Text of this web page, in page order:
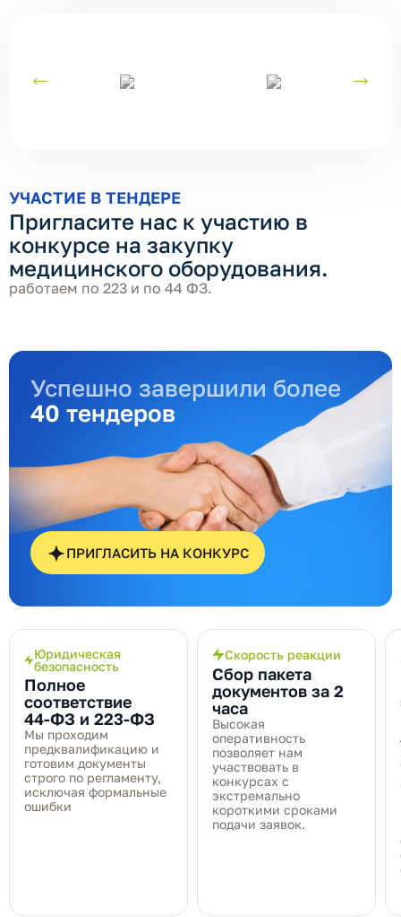
УЧАСТИЕ В ТЕНДЕРЕ
Пригласите нас к участию в
конкурсе на закупку
медицинского оборудования.
работаем по 223 и по 44 ФЗ.
Успешно завершили более
40 тендеров
ПРИГЛАСИТЬ НА КОНКУРС
Юридическая
безопасность
Полное
соответствие
44‑ФЗ и 223‑ФЗ
Мы проходим
предквалификацию и
готовим документы
строго по регламенту,
исключая формальные
ошибки
Скорость реакции
Сбор пакета
документов за 2
часа
Высокая
оперативность
позволяет нам
участвовать в
конкурсах с
экстремально
короткими сроками
подачи заявок.